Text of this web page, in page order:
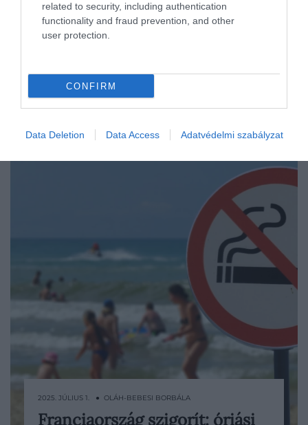
related to security, including authentication
functionality and fraud prevention, and other
user protection.
CONFIRM
Data Deletion Data Access Adatvédelmi szabályzat
2025. JÚLIUS 1. ● OLÁH-BEBESI BORBÁLA
Franciaország szigorít: óriási